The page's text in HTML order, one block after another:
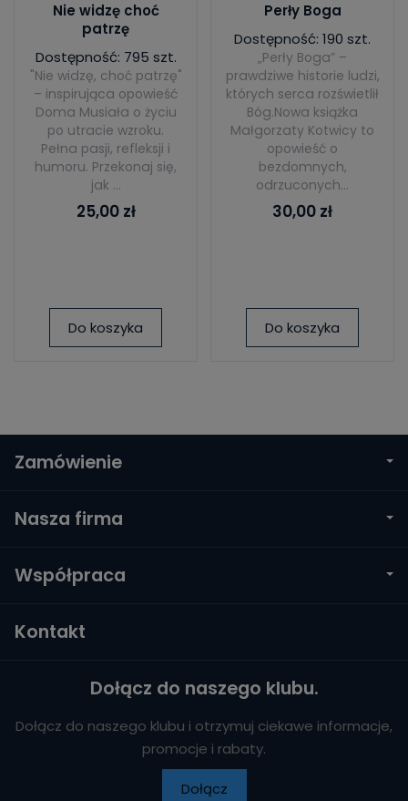
Nie widzę choć
patrzę
Dostępność: 795 szt.
"Nie widzę, choć patrzę"
– inspirująca opowieść
Doma Musiała o życiu
po utracie wzroku.
Pełna pasji, refleksji i
humoru. Przekonaj się,
jak ...
25,00 zł
Do koszyka
Perły Boga
Dostępność: 190 szt.
„Perły Boga” –
prawdziwe historie ludzi,
których serca rozświetlił
Bóg.Nowa książka
Małgorzaty Kotwicy to
opowieść o
bezdomnych,
odrzuconych...
30,00 zł
Do koszyka
Zamówienie
Nasza firma
Współpraca
Kontakt
Dołącz do naszego klubu.
Dołącz do naszego klubu i otrzymuj ciekawe informacje,
promocje i rabaty.
Dołącz